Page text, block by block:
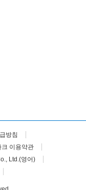
방침
크 이용약관
Ltd.(영어)